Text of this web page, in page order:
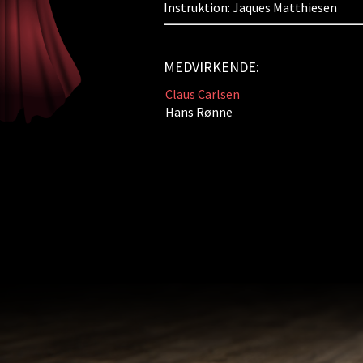
Instruktion: Jaques Matthiesen
MEDVIRKENDE:
Claus Carlsen
Hans Rønne